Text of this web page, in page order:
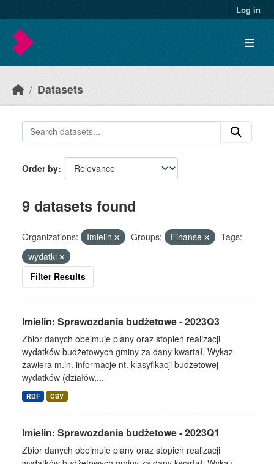
Log in
Datasets
Order by
9 datasets found
Organizations: Imielin Groups: Finanse
Tags:
wydatki
Filter Results
Imielin: Sprawozdania budżetowe - 2023Q3
Zbiór danych obejmuje plany oraz stopień realizacji
wydatków budżetowych gminy za dany kwartał. Wykaz
zawiera m.in. informacje nt. klasyfikacji budżetowej
wydatków (działów,...
RDF CSV
Imielin: Sprawozdania budżetowe - 2023Q1
Zbiór danych obejmuje plany oraz stopień realizacji